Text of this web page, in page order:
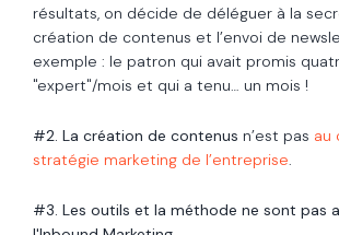
résultats, on décide de déléguer à la
création de contenus et l’envoi de
exemple : le patron qui avait promis
"expert"/mois et qui a tenu… un mois !
#2. La création de contenus n’est pas au
stratégie marketing de l’entreprise.
#3. Les outils et la méthode ne sont pas